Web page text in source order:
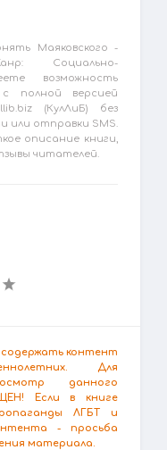
Маяковского -
Социально-
возможность
полной версией
(КулЛиБ) без
или отправки SMS.
описание книги,
читателей.
содержать контент
Для
данного
Если в книге
ЛГБТ и
- просьба
материала.